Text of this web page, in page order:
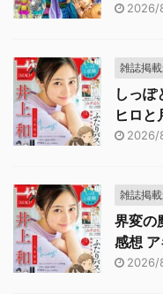
2026/
雑誌掲
しっぽ
ヒロと
2026/
雑誌掲
界変の
感想
2026/